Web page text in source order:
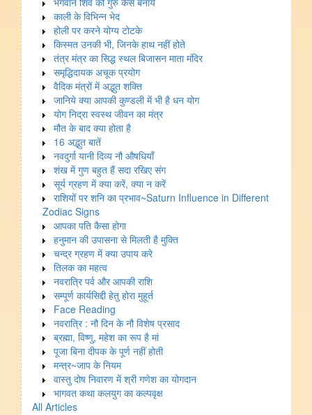
काली के विभिन्न भेद
होली पर करने योग्य टोटके
किस्मत उनकी भी, जिनके हाथ नहीं होते
तंत्र मंत्र का सिद्ध स्थल बिजासन माता मंदिर
समृद्धिदायक अचूक प्रयोग
वैदिक मंत्रों में अद्भुत शक्ति
जानिये क्या आपकी कुण्डली में भी है धन योग
योग निद्रा स्वस्थ जीवन का मंत्र
मौत के बाद क्या होता है
16 अद्भुत बातें
नवदुर्गा यानी दिव्य नौ औषधियाँ
शंख में गुण बहुत हैं सदा रखिए संग
सूर्य ग्रहण में क्या करें, क्या न करें
राशियों पर शनि का प्रभाव~Saturn Influence in Different
Zodiac Signs
आपका पति कैसा होगा
हनुमान की उपासना से मिलती है मुक्ति
चन्द्र ग्रहण में क्या उपाय करे
तिलक का महत्व
नवरात्रि पर्व और आपकी राशि
सम्पूर्ण कार्यसिद्दी हेतु होरा मुहूर्त
Face Reading
नवरात्रि : नौ दिन के नौ विशेष प्रसाद
ब्रह्मा, विष्णु, महेश का रूप है मां
पूजा बिना दीपक के पूर्ण नहीं होती
मन्त्र~जाप के नियम
वास्तु दोष निवारण में श्री गणेश का योगदान
भागवत कथा कलयुग का कल्पवृक्ष
All Articles